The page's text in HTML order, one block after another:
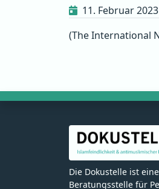
11. Februar 2023
(The International
Die Dokustelle ist
Beratungsstelle für